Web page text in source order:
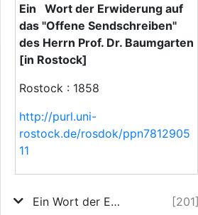
Ein Wort der Erwiderung auf
das "Offene Sendschreiben"
des Herrn Prof. Dr. Baumgarten
[in Rostock]
Rostock : 1858
http://purl.uni-
rostock.de/rosdok/ppn7812905
11
Ein Wort der Erwiderung auf das &quot;Offene Sendschreiben&quot; des Herrn Prof. Dr. Baumgarten [in Rostock]
[201]